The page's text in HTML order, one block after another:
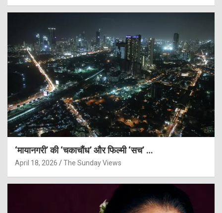
‘मायानगरी’ की ‘चकाचौंध’ और फिल्मी ‘सच’ …
April 18, 2026 The Sunday Views